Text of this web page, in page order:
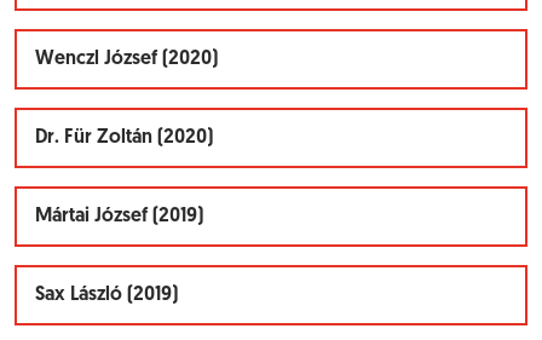
Wenczl József (2020)
Dr. Für Zoltán (2020)
Mártai József (2019)
Sax László (2019)